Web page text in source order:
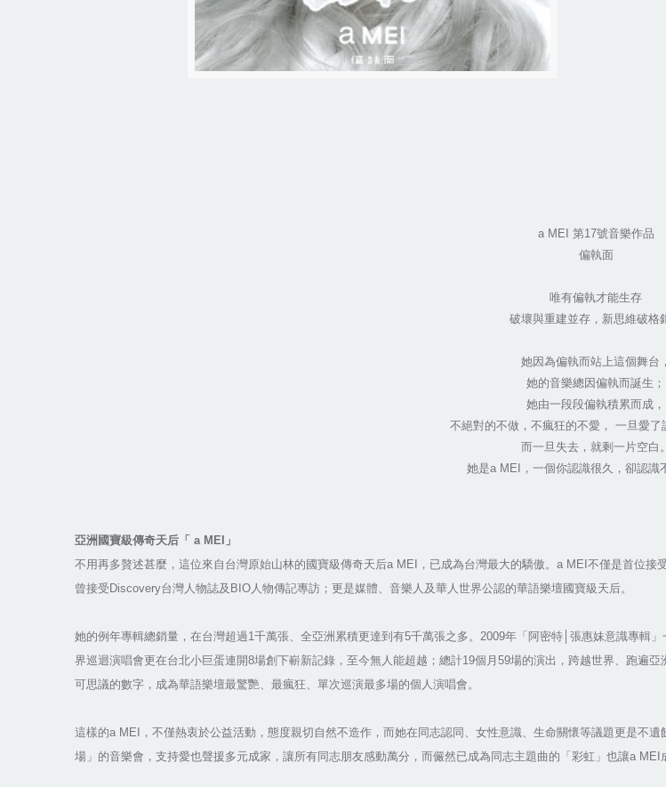
a MEI 第17號音樂作品
偏執面
唯有偏執才能生存
破壞與重建並存，新思維破格
她因為偏執而站上這個舞台
她的音樂總因偏執而誕生；
她由一段段偏執積累而成，
不絕對的不做，不瘋狂的不愛， 一旦愛了
而一旦失去，就剩一片空白
她是a MEI，一個你認識很久，卻認識
亞洲國寶級傳奇天后「 a MEI」
不用再多贅述甚麼，這位來自台灣原始山林的國寶級傳奇天后a MEI，已成為台灣最大的驕傲。a MEI不僅是首位
曾接受Discovery台灣人物誌及BIO人物傳記專訪；更是媒體、音樂人及華人世界公認的華語樂壇國寶級天后。
她的例年專輯總銷量，在台灣超過1千萬張、全亞洲累積更達到有5千萬張之多。2009年「阿密特│張惠妹意識專輯
界巡迴演唱會更在台北小巨蛋連開8場創下嶄新記錄，至今無人能超越；總計19個月59場的演出，跨越世界、跑遍
可思議的數字，成為華語樂壇最驚艷、最瘋狂、單次巡演最多場的個人演唱會。
這樣的a MEI，不僅熱衷於公益活動，態度親切自然不造作，而她在同志認同、女性意識、生命關懷等議題更是不
場」的音樂會，支持愛也聲援多元成家，讓所有同志朋友感動萬分，而儼然已成為同志主題曲的「彩虹」也讓a MEI